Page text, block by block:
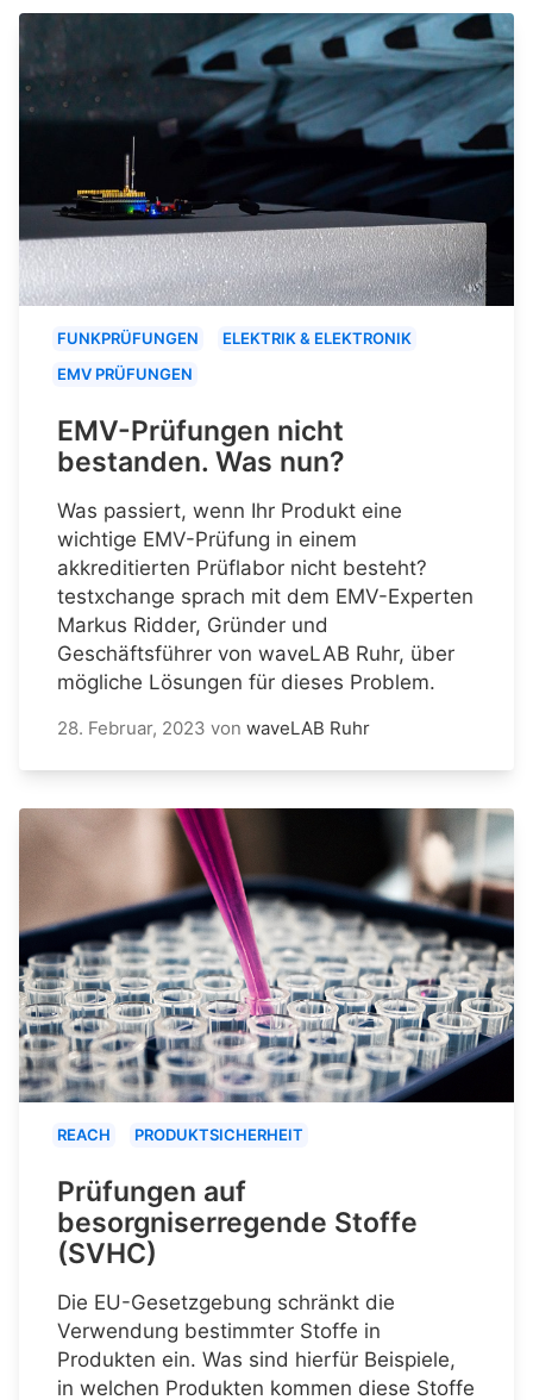
FUNKPRÜFUNGEN
ELEKTRIK & ELEKTRONIK
EMV PRÜFUNGEN
EMV-Prüfungen nicht
bestanden. Was nun?
Was passiert, wenn Ihr Produkt eine
wichtige EMV-Prüfung in einem
akkreditierten Prüflabor nicht besteht?
testxchange sprach mit dem EMV-Experten
Markus Ridder, Gründer und
Geschäftsführer von waveLAB Ruhr, über
mögliche Lösungen für dieses Problem.
28. Februar, 2023 von waveLAB Ruhr
REACH PRODUKTSICHERHEIT
Prüfungen auf
besorgniserregende Stoffe
(SVHC)
Die EU-Gesetzgebung schränkt die
Verwendung bestimmter Stoffe in
Produkten ein. Was sind hierfür Beispiele,
in welchen Produkten kommen diese Stoffe